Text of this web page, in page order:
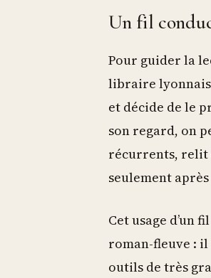
Un fil
Pour guider la
libraire
et décide de le
son regard, on
récurrents, relit
seulement
Cet usage d’un
roman-fleuve :
outils de très